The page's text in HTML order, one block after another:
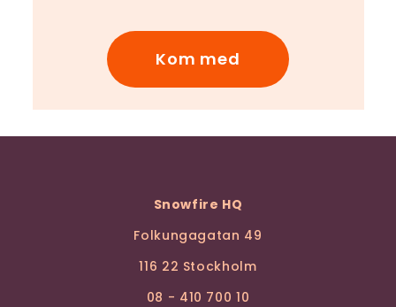
Kom med
Snowfire HQ
Folkungagatan 49
116 22 Stockholm
08 - 410 700 10